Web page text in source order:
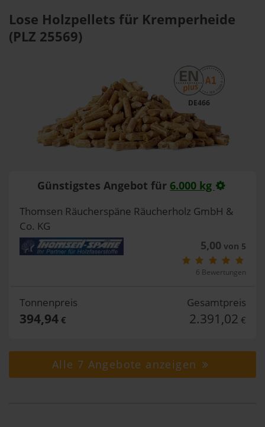
Lose Holzpellets für Kremperheide
(PLZ 25569)
DE466
Günstigstes Angebot für 6.000 kg
Thomsen Räucherspäne Räucherholz GmbH &
Co. KG
5,00 von 5
6 Bewertungen
Tonnenpreis
394,94€
Gesamtpreis
2.391,02 €
Alle 7 Angebote anzeigen